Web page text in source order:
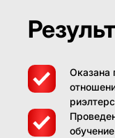
Оказана